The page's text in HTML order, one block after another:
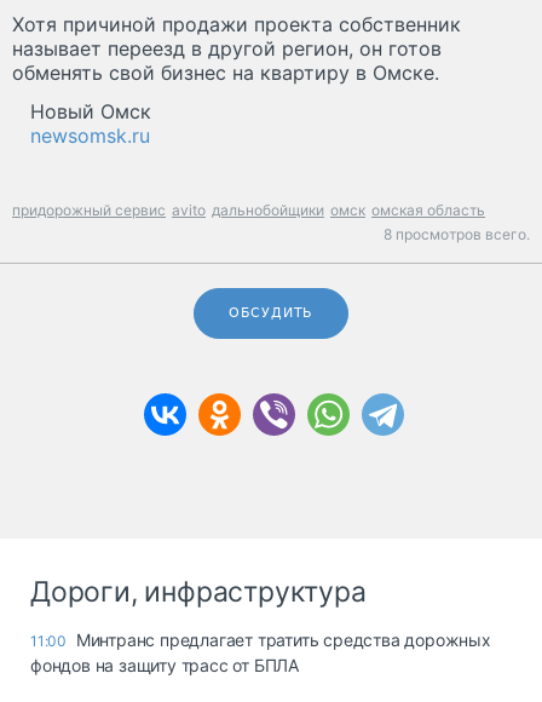
Хотя причиной продажи проекта собственник
называет переезд в другой регион, он готов
обменять свой бизнес на квартиру в Омске.
Новый Омск
newsomsk.ru
придорожный сервис avito дальнобойщики омск омская область
8 просмотров всего.
ОБСУДИТЬ
Дороги, инфраструктура
11:00
Минтранс предлагает тратить средства дорожных
фондов на защиту трасс от БПЛА